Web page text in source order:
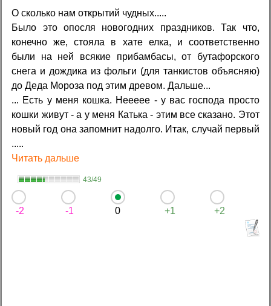
О сколько нам открытий чудных.....
Было это опосля новогодних праздников. Так что,
конечно же, стояла в хате елка, и соответственно
были на ней всякие прибамбасы, от бутафорского
снега и дождика из фольги (для танкистов объясняю)
до Деда Мороза под этим древом. Дальше...
... Есть у меня кошка. Неееее - у вас господа просто
кошки живут - а у меня Катька - этим все сказано. Этот
новый год она запомнит надолго. Итак, случай первый
.....
Читать дальше
43/49
-2 -1 0 +1 +2